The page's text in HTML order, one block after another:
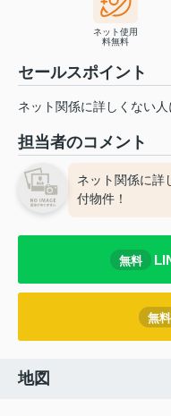
ネット使用
料無料
セールスポイント
ネット関係に詳しくない
担当者のコメント
ネット関係に詳
付物件！
無料
無料
地図